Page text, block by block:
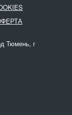
Тюмень, г